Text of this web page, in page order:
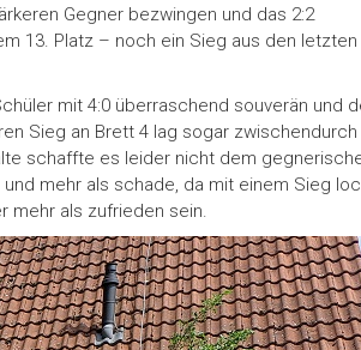
Gegner bezwingen und das 2:2
13. Platz – noch ein Sieg aus den
mit 4:0 überraschend souverän und
Sieg an Brett 4 lag sogar zwischendurch
schaffte es leider nicht dem
mehr als schade, da mit einem Sieg
mehr als zufrieden sein.